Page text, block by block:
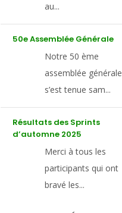
au...
50e Assemblée Générale
Notre 50 ème
assemblée générale
s’est tenue sam...
Résultats des Sprints
d’automne 2025
Merci à tous les
participants qui ont
bravé les...